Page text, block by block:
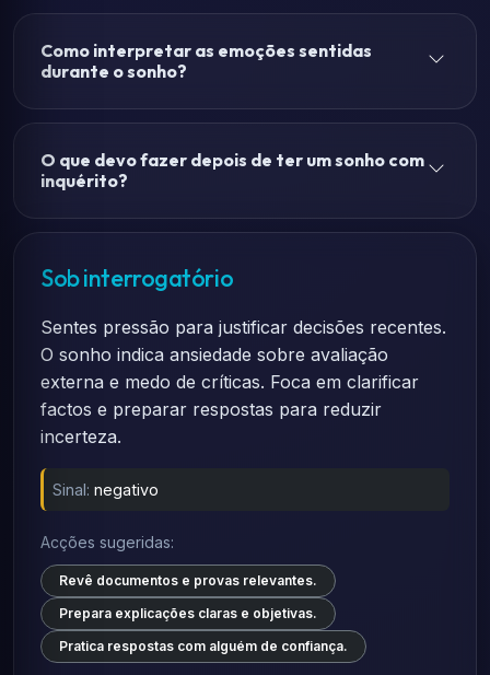
Como interpretar as emoções sentidas
durante o sonho?
O que devo fazer depois de ter um sonho com
inquérito?
Sob interrogatório
Sentes pressão para justificar decisões recentes.
O sonho indica ansiedade sobre avaliação
externa e medo de críticas. Foca em clarificar
factos e preparar respostas para reduzir
incerteza.
Sinal: negativo
Acções sugeridas:
Revê documentos e provas relevantes.
Prepara explicações claras e objetivas.
Pratica respostas com alguém de confiança.